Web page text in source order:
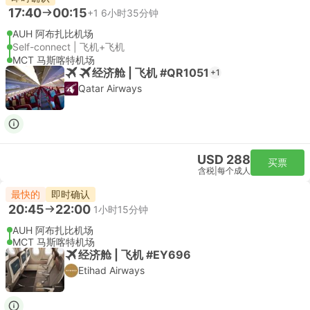
17:40 00:15+1 6小时35分钟
AUH 阿布扎比机场
Self-connect | 飞机+飞机
MCT 马斯喀特机场
经济舱 | 飞机 #QR1051 +1
Qatar Airways
USD 288
含税 每个成人
买票
最快的 即时确认
20:45 22:00 1小时15分钟
AUH 阿布扎比机场
MCT 马斯喀特机场
经济舱 | 飞机 #EY696
Etihad Airways